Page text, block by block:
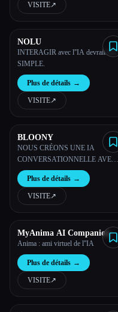
VISITE↗︎
NOLU
INTERAGIR avec l''IA devrait être
SIMPLE.
Plus de détails →
VISITE↗︎
BLOONY
NOUS CRÉONS UNE IA
CONVERSATIONNELLE AVEC
LAQUELLE LES GENS
INTERAGISSENT
ÉMOTIONNELLEMENT
Plus de détails →
VISITE↗︎
MyAnima AI Companion
Anima : ami virtuel de l''IA
Plus de détails →
VISITE↗︎